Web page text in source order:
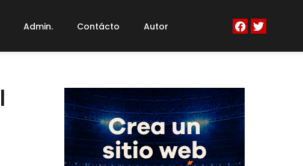
Admin. Contácto Autor